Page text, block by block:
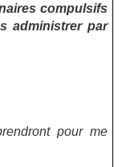
compulsifs
administrer par
pour me